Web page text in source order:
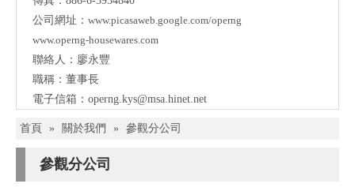
公司網址： www.picasaweb.google.com/operng
www.operng-housewares.com
聯絡人：廖永豐
職稱：董事長
電子信箱： operng.kys@msa.hinet.net
首頁 » 關於我們 » 參觀分公司
參觀分公司